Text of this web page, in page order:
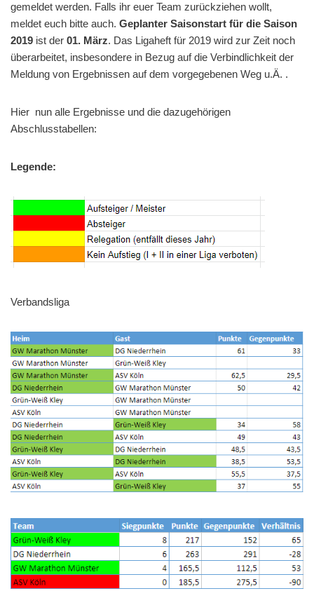
gemeldet werden. Falls ihr euer Team zurückziehen wollt,
meldet euch bitte auch. Geplanter Saisonstart für die Saison
2019 ist der 01. März. Das Ligaheft für 2019 wird zur Zeit noch
überarbeitet, insbesondere in Bezug auf die Verbindlichkeit der
Meldung von Ergebnissen auf dem vorgegebenen Weg u.Ä. .
Hier nun alle Ergebnisse und die dazugehörigen
Abschlusstabellen:
Legende:
Verbandsliga